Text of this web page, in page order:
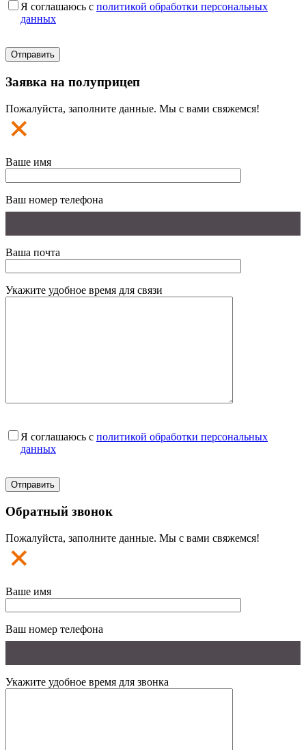
Я соглашаюсь с политикой обработки персональных
данных
Заявка на полуприцеп
Пожалуйста, заполните данные. Мы с вами свяжемся!
Ваше имя
Ваш номер телефона
Ваша почта
Укажите удобное время для связи
Я соглашаюсь с политикой обработки персональных
данных
Обратный звонок
Пожалуйста, заполните данные. Мы с вами свяжемся!
Ваше имя
Ваш номер телефона
Укажите удобное время для звонка